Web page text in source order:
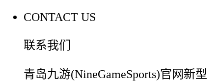
CONTACT US
联系我们
青岛九游(NineGameSports)官网新型